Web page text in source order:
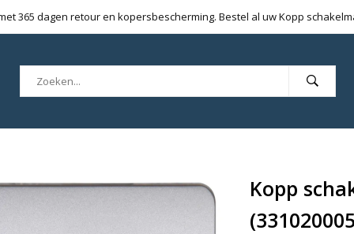
365 dagen retour en kopersbescherming. Bestel al uw Kopp
Kopp